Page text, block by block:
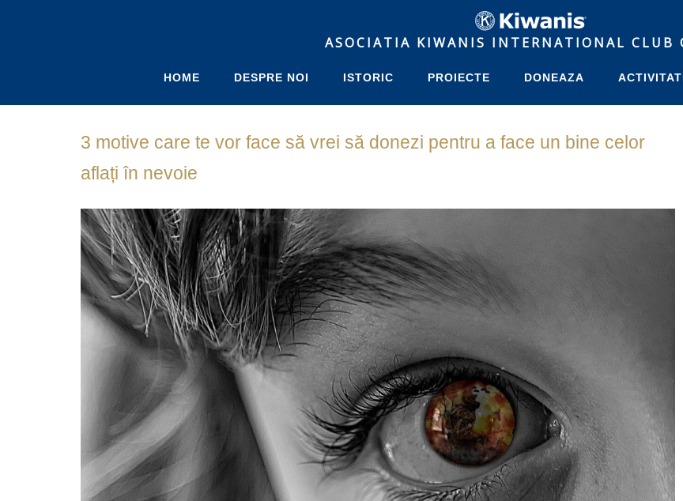
ASOCIATIA KIWANIS INTERNATIONAL CLUB
HOME DESPRE NOI ISTORIC PROIECTE DONEAZA
3 motive care te vor face să vrei să donezi pentru a face un bine
3 motive care te vor face să vrei să donezi pentru a face un bine celor
aflați în nevoie